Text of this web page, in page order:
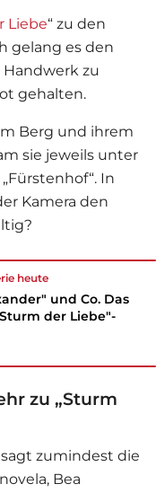
Liebe“ zu den
gelang es den
zu
gehalten.
Berg und ihrem
sie jeweils unter
In
Kamera den
heute
und Co. Das
der Liebe"-
zu „Sturm
zumindest die
Bea